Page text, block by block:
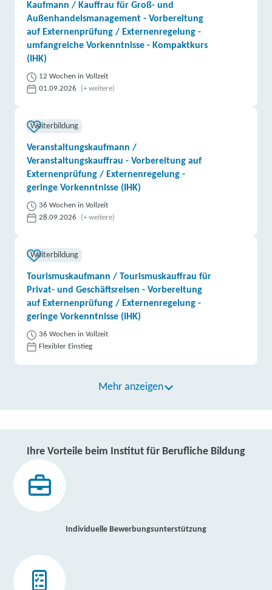
Kaufmann / Kauffrau für Groß- und
Außenhandelsmanagement - Vorbereitung
auf Externenprüfung / Externenregelung -
umfangreiche Vorkenntnisse - Kompaktkurs
(IHK)
12 Wochen in Vollzeit
01.09.2026
(+ weitere)
Weiterbildung
Veranstaltungskaufmann /
Veranstaltungskauffrau - Vorbereitung auf
Externenprüfung / Externenregelung -
geringe Vorkenntnisse (IHK)
36 Wochen in Vollzeit
28.09.2026
(+ weitere)
Weiterbildung
Tourismuskaufmann / Tourismuskauffrau für
Privat- und Geschäftsreisen - Vorbereitung
auf Externenprüfung / Externenregelung -
geringe Vorkenntnisse (IHK)
36 Wochen in Vollzeit
Flexibler Einstieg
Mehr anzeigen
Ihre Vorteile beim Institut für Berufliche Bildung
Individuelle Bewerbungsunterstützung